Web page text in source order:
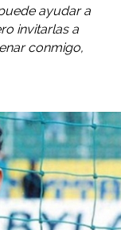
ayudar a
invitarlas a
conmigo,